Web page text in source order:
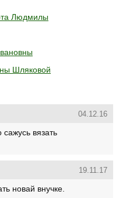
Людмилы
Шляковой
04.12.16
вязать
19.11.17
новай внучке.